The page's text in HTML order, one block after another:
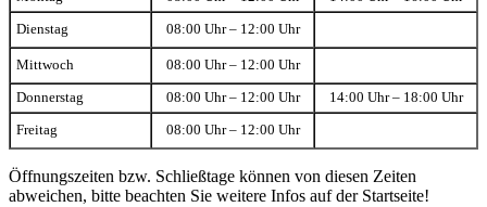
Dienstag 08:00 Uhr – 12:00 Uhr
Mittwoch 08:00 Uhr – 12:00 Uhr
Donnerstag 08:00 Uhr – 12:00 Uhr 14:00 Uhr – 18:00 Uhr
Freitag 08:00 Uhr – 12:00 Uhr
Öffnungszeiten bzw. Schließtage können von diesen Zeiten
abweichen, bitte beachten Sie weitere Infos auf der Startseite!